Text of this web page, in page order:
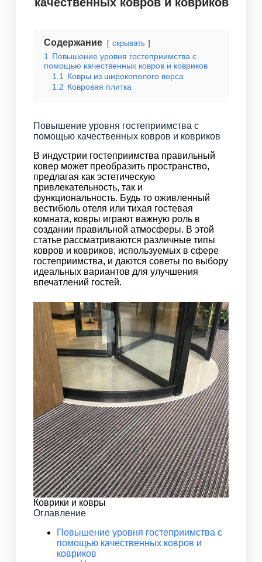
Содержание скрывать
1
Повышение уровня гостеприимства с
помощью качественных ковров и ковриков
1.1
Ковры из широкополого ворса
1.2 Ковровая плитка
Повышение уровня гостеприимства с
помощью качественных ковров и ковриков
В индустрии гостеприимства правильный
ковер может преобразить пространство,
предлагая как эстетическую
привлекательность, так и
функциональность. Будь то оживленный
вестибюль отеля или тихая гостевая
комната, ковры играют важную роль в
создании правильной атмосферы. В этой
статье рассматриваются различные типы
ковров и ковриков, используемых в сфере
гостеприимства, и даются советы по выбору
идеальных вариантов для улучшения
впечатлений гостей.
Коврики и ковры
Оглавление
Повышение уровня гостеприимства с
помощью качественных ковров и
ковриков